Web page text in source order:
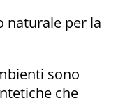
naturale per la
sono
che